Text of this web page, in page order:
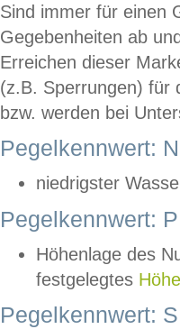
Sind immer für einen
Gegebenheiten ab
Erreichen dieser
(z.B. Sperrungen) für
bzw. werden bei
Pegelkennwert:
niedrigster
Pegelkennwert:
Höhenlage des
festgelegtes
Pegelkennwert: